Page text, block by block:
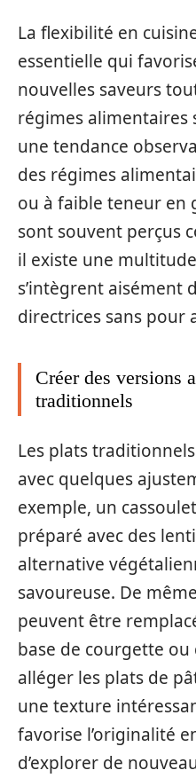
La flexibilité en
essentielle qui
nouvelles saveurs
régimes alimentaires
une tendance
des régimes
ou à faible teneur en
sont souvent perçus
il existe une
s’intègrent aisément
directrices sans pour
Créer des versions
traditionnels
Les plats
avec quelques
exemple, un
préparé avec des
alternative
savoureuse. De
peuvent être
base de courgette
alléger les plats de
une texture
favorise l’originalité
d’explorer de